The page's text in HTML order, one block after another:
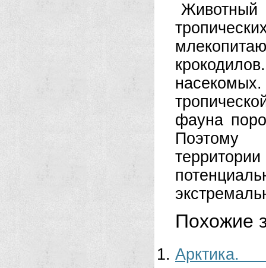
Животный
фауна
Поэтому
Похожие
Арктика.